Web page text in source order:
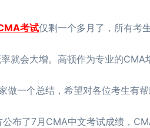
考试仅剩一个多月了，所有考
就会大增。高顿作为专业的
做一个总结，希望对各位考生有
了7月CMA中文考试成绩，